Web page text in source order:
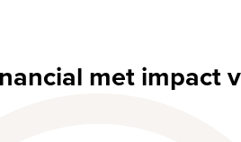
met impact